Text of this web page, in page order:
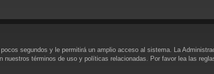
segundos y le permitirá un amplio acceso al sistema. La
términos de uso y políticas relacionadas. Por favor lea las